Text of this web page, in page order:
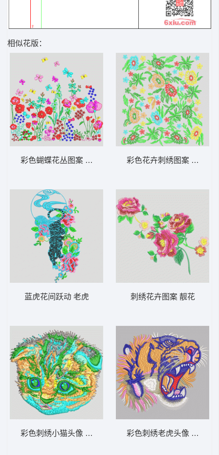
相似花版：
彩色蝴蝶花丛图案 靓花
蓝虎花间跃动 老虎
彩色刺绣小猫头像 猫头
彩色花卉刺绣图案 靓花
刺绣花卉图案 靓花
彩色刺绣老虎头像 老虎头